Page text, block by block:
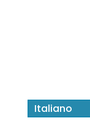
Italiano